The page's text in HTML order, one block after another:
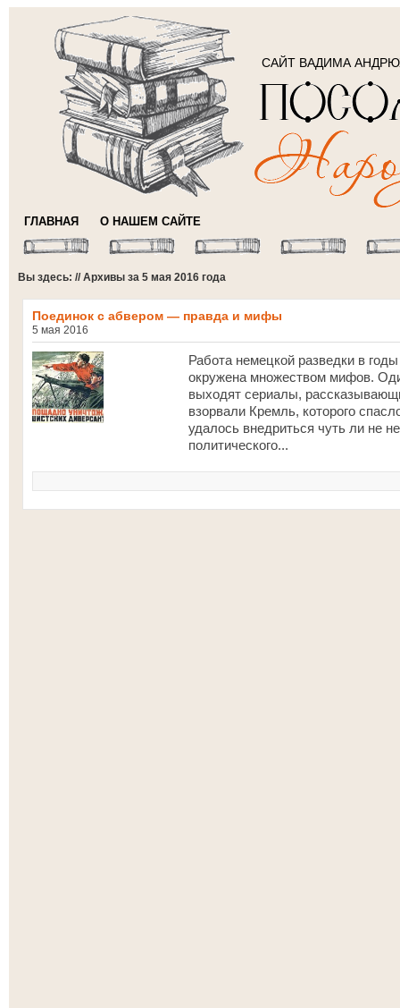
САЙТ ВАДИМА
ГЛАВНАЯ О НАШЕМ САЙТЕ
Вы здесь: // Архивы за 5 мая 2016 года
Поединок с абвером — правда и мифы
5 мая 2016
Работа немецкой разведки в
окружена множеством мифов.
выходят сериалы,
взорвали Кремль, которого
удалось внедриться чуть ли не
политического...